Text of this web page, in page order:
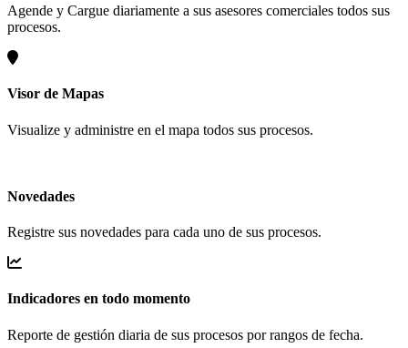
Agende y Cargue diariamente a sus asesores comerciales todos sus
procesos.
Visor de Mapas
Visualize y administre en el mapa todos sus procesos.
Novedades
Registre sus novedades para cada uno de sus procesos.
Indicadores en todo momento
Reporte de gestión diaria de sus procesos por rangos de fecha.